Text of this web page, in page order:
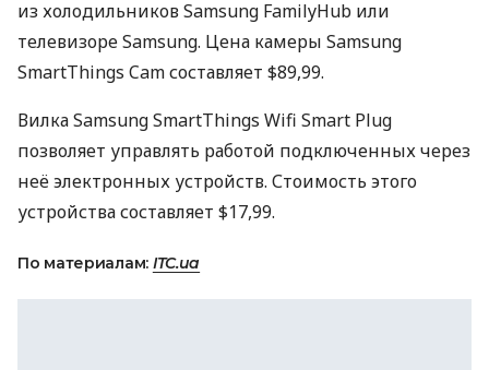
из холодильников Samsung FamilyHub или
телевизоре Samsung. Цена камеры Samsung
SmartThings Cam составляет $89,99.
Вилка Samsung SmartThings Wifi Smart Plug
позволяет управлять работой подключенных через
неё электронных устройств. Стоимость этого
устройства составляет $17,99.
По материалам: ITC.ua